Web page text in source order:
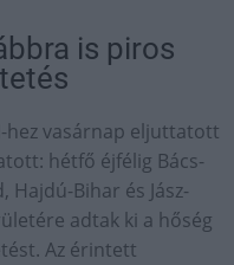
is piros
hez vasárnap eljuttatott
hétfő éjfélig Bács-
Hajdú-Bihar és Jász-
adtak ki a hőség
Az érintett